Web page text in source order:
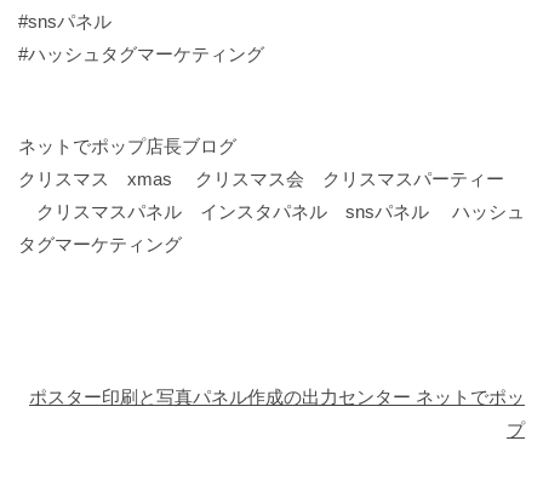
#snsパネル
#ハッシュタグマーケティング
ネットでポップ店長ブログ
クリスマス xmas クリスマス会 クリスマスパーティー
クリスマスパネル インスタパネル snsパネル ハッシュ
タグマーケティング
ポスター印刷と写真パネル作成の出力センター ネットでポッ
プ